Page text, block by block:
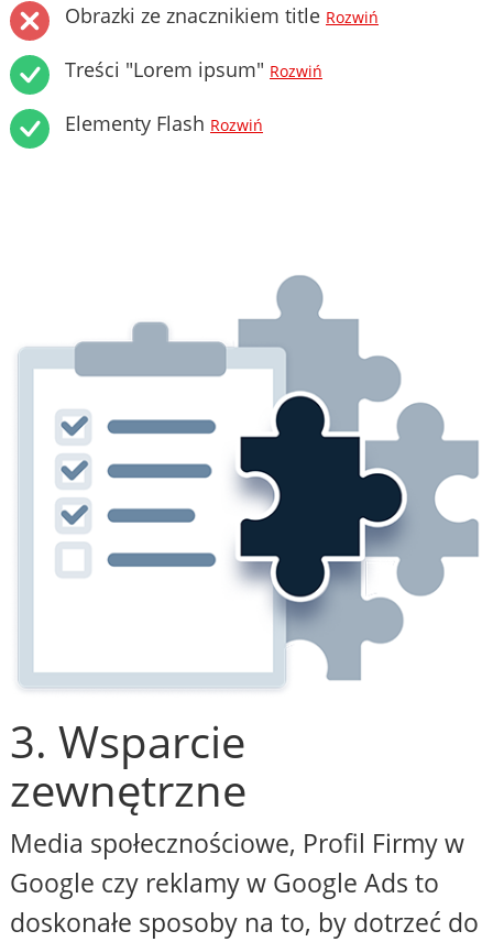
Obrazki ze znacznikiem title Rozwiń
Treści "Lorem ipsum" Rozwiń
Elementy Flash Rozwiń
3. Wsparcie
zewnętrzne
Media społecznościowe, Profil Firmy w
Google czy reklamy w Google Ads to
doskonałe sposoby na to, by dotrzeć do